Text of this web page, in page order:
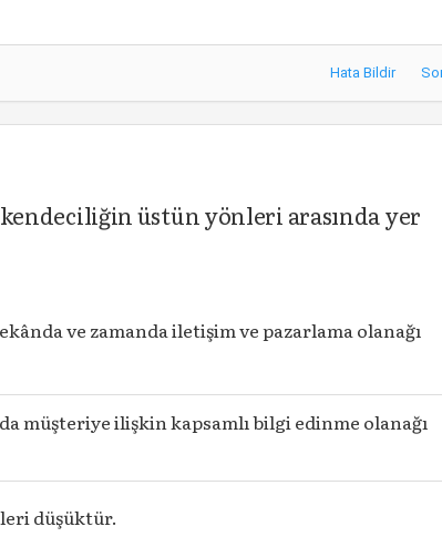
Hata Bildir
üstün yönleri arasında yer
ve zamanda iletişim ve pazarlama olanağı
müşteriye ilişkin kapsamlı bilgi edinme olanağı
düşüktür.